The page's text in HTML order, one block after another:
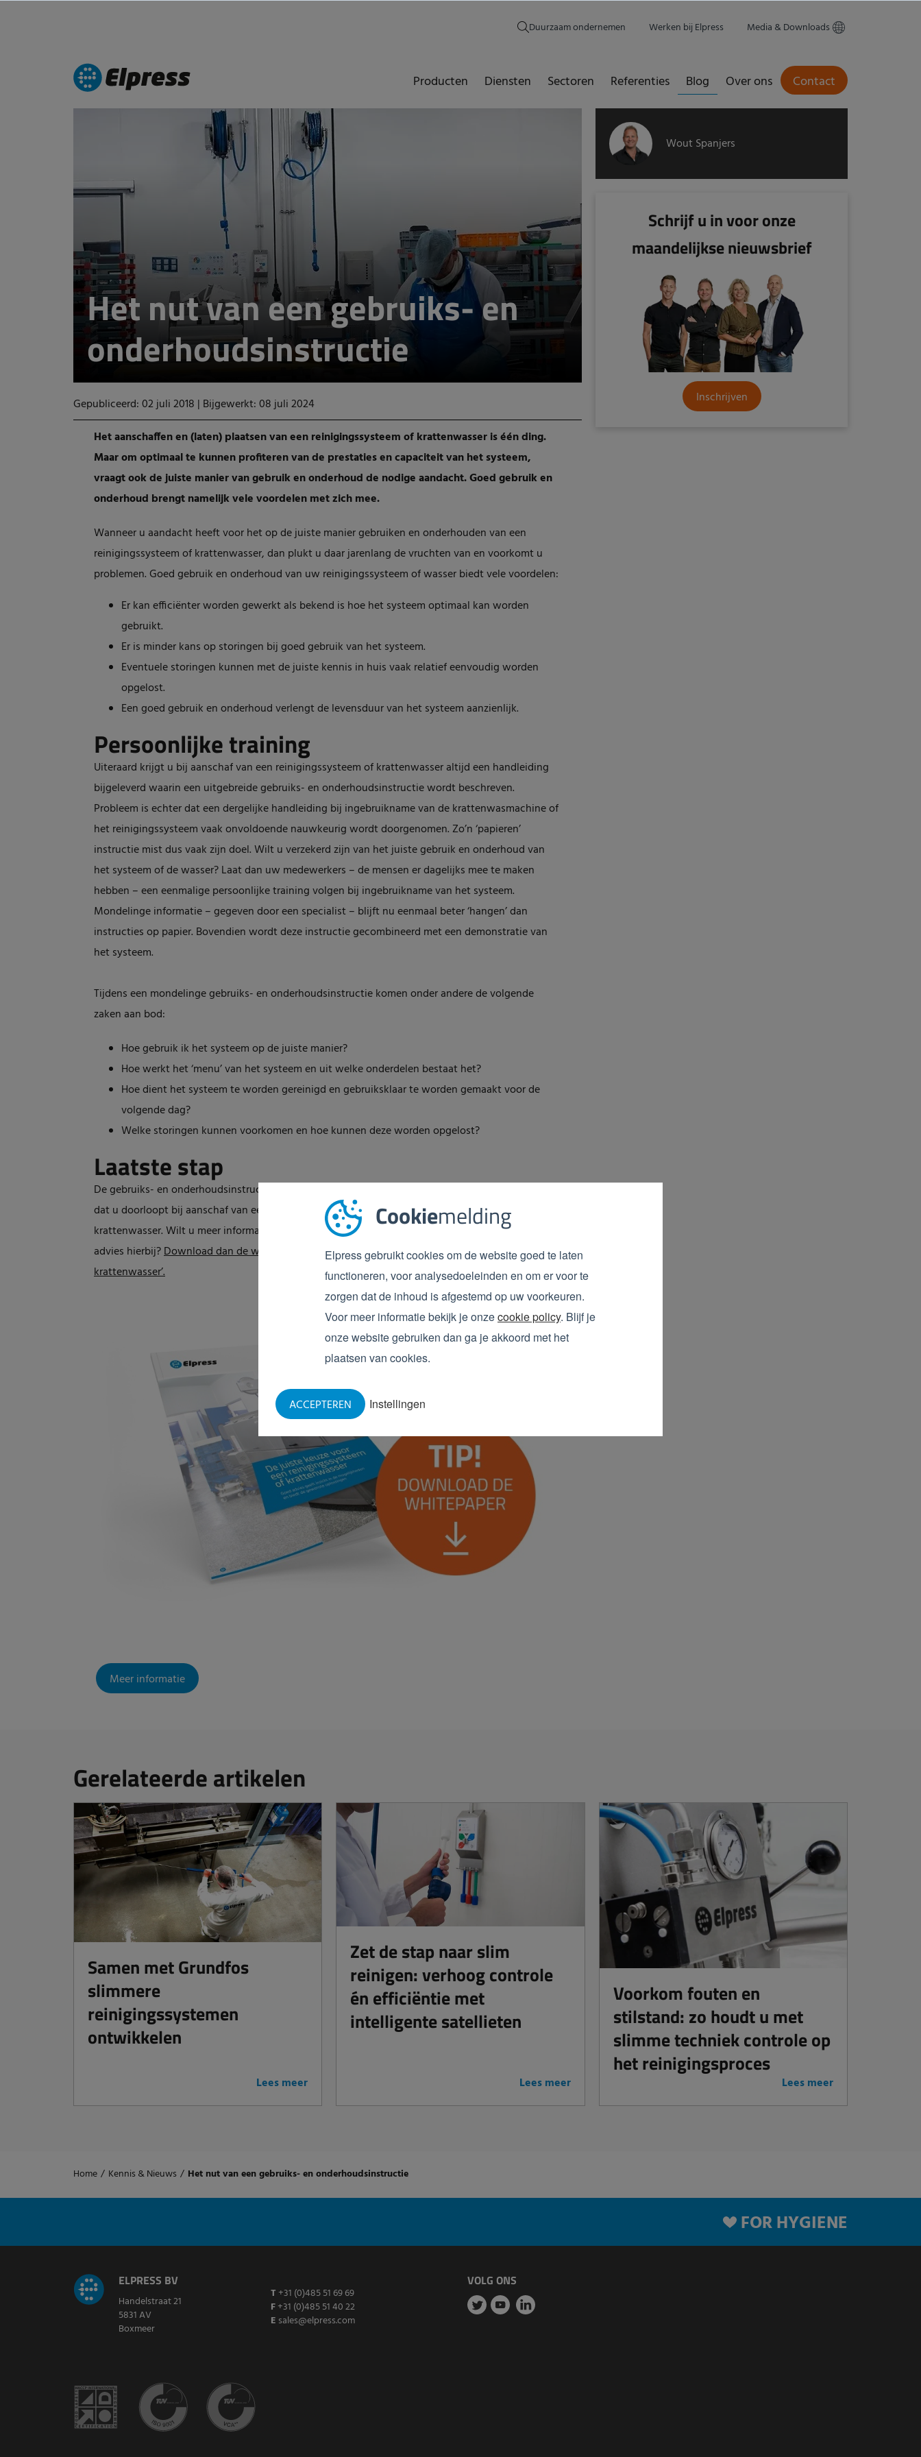
Cookiemelding
Elpress gebruikt cookies om de website goed te laten
functioneren, voor analysedoeleinden en om er voor te
zorgen dat de inhoud is afgestemd op uw voorkeuren.
Voor meer informatie bekijk je onzecookie policy. Blijf je
onze website gebruiken dan ga je akkoord met het
plaatsen van cookies.
Instellingen
ACCEPTEREN
Duurzaam ondernemen Werken bij Elpress Media & Downloads
Producten Diensten Sectoren Referenties Blog Over ons Contact
Het nut van een gebruiks- en
onderhoudsinstructie
Gepubliceerd: 02 juli 2018 | Bijgewerkt: 08 juli 2024
Het aanschaffen en (laten) plaatsen van een reinigingssysteem of krattenwasser is één ding.
Maar om optimaal te kunnen profiteren van de prestaties en capaciteit van het systeem,
vraagt ook de juiste manier van gebruik en onderhoud de nodige aandacht. Goed gebruik en
onderhoud brengt namelijk vele voordelen met zich mee.
Wanneer u aandacht heeft voor het op de juiste manier gebruiken en onderhouden van een
reinigingssysteem of krattenwasser, dan plukt u daar jarenlang de vruchten van en voorkomt u
problemen. Goed gebruik en onderhoud van uw reinigingssysteem of wasser biedt vele voordelen:
Er kan efficiënter worden gewerkt als bekend is hoe het systeem optimaal kan worden
gebruikt.
Er is minder kans op storingen bij goed gebruik van het systeem.
Eventuele storingen kunnen met de juiste kennis in huis vaak relatief eenvoudig worden
opgelost.
Een goed gebruik en onderhoud verlengt de levensduur van het systeem aanzienlijk.
Persoonlijke training
Uiteraard krijgt u bij aanschaf van een reinigingssysteem of krattenwasser altijd een handleiding
bijgeleverd waarin een uitgebreide gebruiks- en onderhoudsinstructie wordt beschreven.
Probleem is echter dat een dergelijke handleiding bij ingebruikname van de krattenwasmachine of
het reinigingssysteem vaak onvoldoende nauwkeurig wordt doorgenomen. Zo’n ‘papieren’
instructie mist dus vaak zijn doel. Wilt u verzekerd zijn van het juiste gebruik en onderhoud van
het systeem of de wasser? Laat dan uw medewerkers – de mensen er dagelijks mee te maken
hebben – een eenmalige persoonlijke training volgen bij ingebruikname van het systeem.
Mondelinge informatie – gegeven door een specialist – blijft nu eenmaal beter ‘hangen’ dan
instructies op papier. Bovendien wordt deze instructie gecombineerd met een demonstratie van
het systeem.
Tijdens een mondelinge gebruiks- en onderhoudsinstructie komen onder andere de volgende
zaken aan bod:
Hoe gebruik ik het systeem op de juiste manier?
Hoe werkt het ‘menu’ van het systeem en uit welke onderdelen bestaat het?
Hoe dient het systeem te worden gereinigd en gebruiksklaar te worden gemaakt voor de
volgende dag?
Welke storingen kunnen voorkomen en hoe kunnen deze worden opgelost?
Laatste stap
De gebruiks- en onderhoudsinstructie voor uw medewerkers is de laatste stap in het totale proces
dat u doorloopt bij aanschaf van een reinigingssysteem of een industrieel wassysteem zoals een
krattenwasser. Wilt u meer informatie over het gehele aanschafproces en het belang van een goed
advies hierbij?Download dan de whitepaper ‘De juiste keuze voor een reinigingssysteem of
krattenwasser’.
Meer informatie
Wout Spanjers
Schrijf u in voor onze
maandelijkse nieuwsbrief
Inschrijven
Gerelateerde artikelen
Samen met Grundfos
slimmere
reinigingssystemen
ontwikkelen
Lees meer
Zet de stap naar slim
reinigen: verhoog controle
én efficiëntie met
intelligente satellieten
Lees meer
Voorkom fouten en
stilstand: zo houdt u met
slimme techniek controle op
het reinigingsproces
Lees meer
Home / Kennis & Nieuws / Het nut van een gebruiks- en onderhoudsinstructie
FOR HYGIENE
ELPRESS BV
Handelstraat 21
5831 AV
Boxmeer
T +31 (0)485 51 69 69
F+31 (0)485 51 40 22
E sales@elpress.com
VOLG ONS